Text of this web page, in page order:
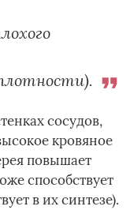
сосудов,
кровяное
повышает
способствует
в их синтезе).